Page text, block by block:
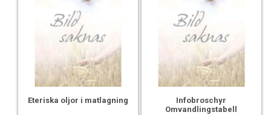
Eteriska oljor i matlagning
Infobroschyr
Omvandlingstabell